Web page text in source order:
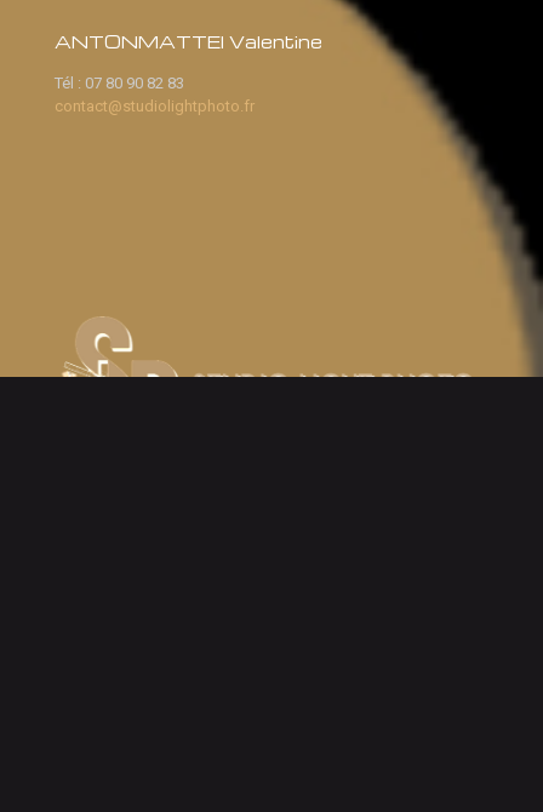
ANTONMATTEI Valentine
Tél : 07 80 90 82 83
contact@studiolightphoto.fr